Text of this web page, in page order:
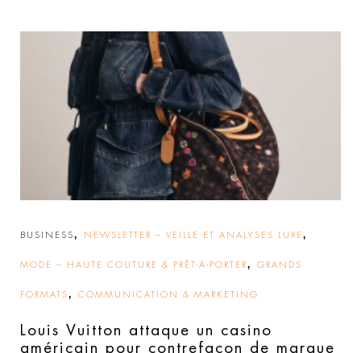
BUSINESS, NEWSLETTER – VEILLE ET ANALYSES LUXE ,
MODE – HAUTE COUTURE & PRÊT-À-PORTER, GRANDS
FORMATS, COMMUNICATION & MARKETING
Louis Vuitton attaque un casino
américain pour contrefaçon de marque